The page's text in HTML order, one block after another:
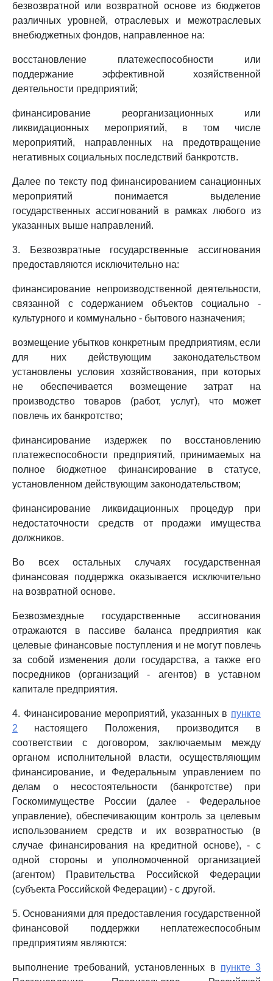
безвозвратной или возвратной основе из бюджетов
различных уровней, отраслевых и межотраслевых
внебюджетных фондов, направленное на:
восстановление платежеспособности или
поддержание эффективной хозяйственной
деятельности предприятий;
финансирование реорганизационных или
ликвидационных мероприятий, в том числе
мероприятий, направленных на предотвращение
негативных социальных последствий банкротств.
Далее по тексту под финансированием санационных
мероприятий понимается выделение
государственных ассигнований в рамках любого из
указанных выше направлений.
3. Безвозвратные государственные ассигнования
предоставляются исключительно на:
финансирование непроизводственной деятельности,
связанной с содержанием объектов социально -
культурного и коммунально - бытового назначения;
возмещение убытков конкретным предприятиям, если
для них действующим законодательством
установлены условия хозяйствования, при которых
не обеспечивается возмещение затрат на
производство товаров (работ, услуг), что может
повлечь их банкротство;
финансирование издержек по восстановлению
платежеспособности предприятий, принимаемых на
полное бюджетное финансирование в статусе,
установленном действующим законодательством;
финансирование ликвидационных процедур при
недостаточности средств от продажи имущества
должников.
Во всех остальных случаях государственная
финансовая поддержка оказывается исключительно
на возвратной основе.
Безвозмездные государственные ассигнования
отражаются в пассиве баланса предприятия как
целевые финансовые поступления и не могут повлечь
за собой изменения доли государства, а также его
посредников (организаций - агентов) в уставном
капитале предприятия.
4. Финансирование мероприятий, указанных в пункте
2 настоящего Положения, производится в
соответствии с договором, заключаемым между
органом исполнительной власти, осуществляющим
финансирование, и Федеральным управлением по
делам о несостоятельности (банкротстве) при
Госкомимуществе России (далее - Федеральное
управление), обеспечивающим контроль за целевым
использованием средств и их возвратностью (в
случае финансирования на кредитной основе), - с
одной стороны и уполномоченной организацией
(агентом) Правительства Российской Федерации
(субъекта Российской Федерации) - с другой.
5. Основаниями для предоставления государственной
финансовой поддержки неплатежеспособным
предприятиям являются:
выполнение требований, установленных в пункте 3